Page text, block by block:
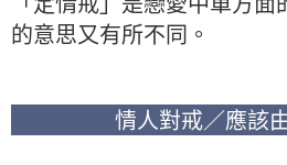
的意思又有所不同。
情人對戒／應該